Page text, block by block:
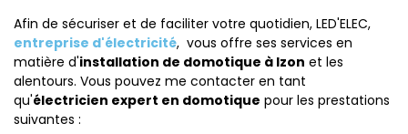
Afin de sécuriser et de faciliter votre quotidien, LED'ELEC,
entreprise d'électricité, vous offre ses services en
matière d'installation de domotique à Izon et les
alentours. Vous pouvez me contacter en tant
qu'électricien expert en domotique pour les prestations
suivantes :